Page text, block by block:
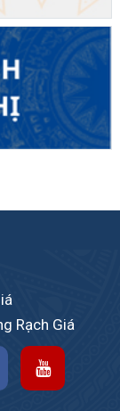
Rạch Giá